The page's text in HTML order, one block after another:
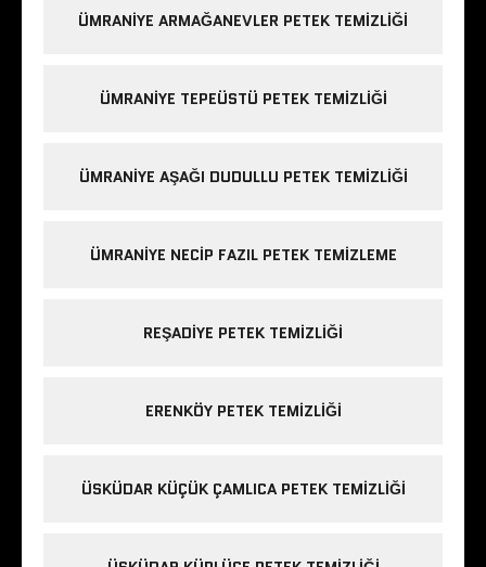
ÜMRANIYE ARMAĞANEVLER PETEK TEMIZLIĞI
ÜMRANIYE TEPEÜSTÜ PETEK TEMIZLIĞI
ÜMRANIYE AŞAĞI DUDULLU PETEK TEMIZLIĞI
ÜMRANIYE NECIP FAZIL PETEK TEMIZLEME
REŞADIYE PETEK TEMIZLIĞI
ERENKÖY PETEK TEMIZLIĞI
ÜSKÜDAR KÜÇÜK ÇAMLICA PETEK TEMIZLIĞI